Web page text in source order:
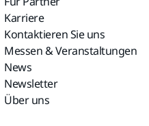
Karriere
Kontaktieren Sie uns
Messen & Veranstaltungen
News
Newsletter
Über uns